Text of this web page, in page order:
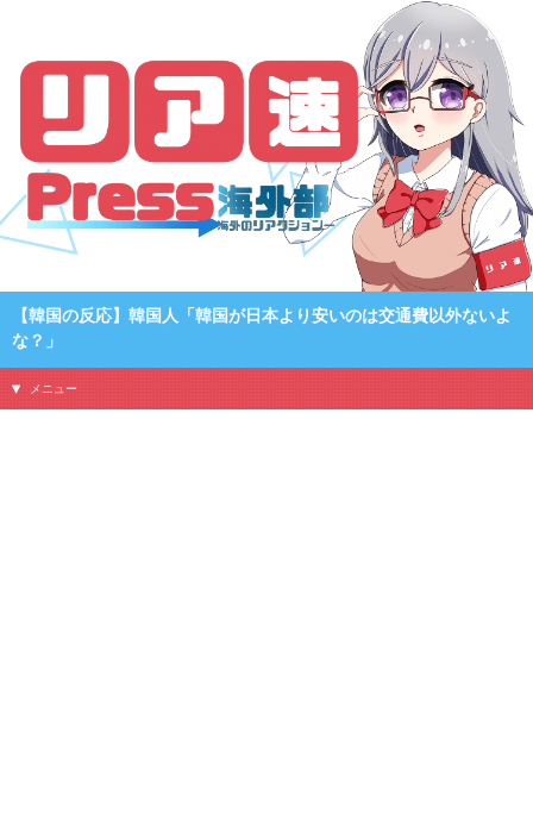
【韓国の反応】韓国人「韓国が日本より安いのは交通費以外ないよ
な？」
メニュー